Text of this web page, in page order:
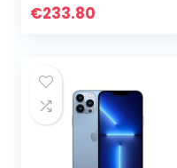
FHD+ AMOLED
Graphite [Version
Globale]
€233.80